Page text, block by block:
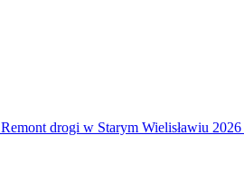
Remont drogi w Starym Wielisławiu 2026